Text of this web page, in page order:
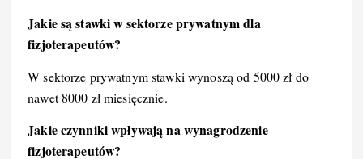
Jakie są stawki w sektorze prywatnym dla
fizjoterapeutów?
W sektorze prywatnym stawki wynoszą od 5000 zł do
nawet 8000 zł miesięcznie.
Jakie czynniki wpływają na wynagrodzenie
fizjoterapeutów?